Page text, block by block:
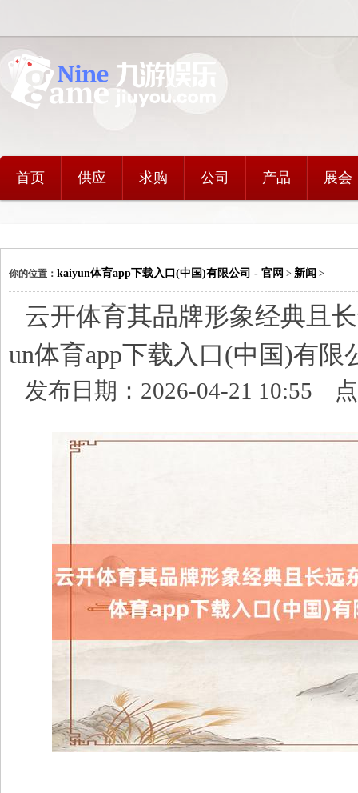
首页 供应 求购 公司 产品 展会
你的位置： kaiyun体育app下载入口(中国)有限公司 - 官网 > 新闻 >
云开体育其品牌形象经典且
un体育app下载入口(中国)有限
发布日期：2026-04-21 10:55